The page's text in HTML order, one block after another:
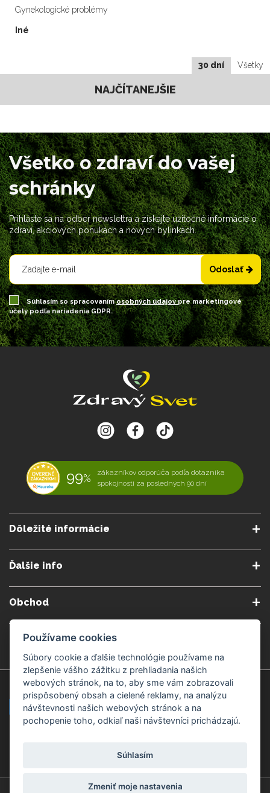
Gynekologické problémy
Iné
30 dní Všetky
NAJČÍTANEJŠIE
Všetko o zdraví do vašej
schránky
Prihláste sa na odber newslettra a získajte užitočné informácie o
zdraví, akciových ponukách a nových bylinkách.
Odoslať
Súhlasím so spracovanímosobných údajovpre marketingové
účely podľa nariadenia GDPR.
99%
zákazníkov odporúča podľa dotazníka
spokojnosti za posledných 90 dní
Dôležité informácie
Ochrana osobných údajov
Cookies nastavenia
Ďalšie info
Gemmoterapia
Obchod
Nakupuj bezpečne Veľkoobchod
Kamenné predajne
Považská Bystrica v Kauflande Považská Bystrica Mpark
Žilina Čadca
Záruka kvality
Používame cookies
Súbory cookie a ďalšie technológie používame na
zlepšenie vášho zážitku z prehliadania našich
webových stránok, na to, aby sme vám zobrazovali
prispôsobený obsah a cielené reklamy, na analýzu
návštevnosti našich webových stránok a na
pochopenie toho, odkiaľ naši návštevníci prichádzajú.
Súhlasím
Zmeniť moje nastavenia